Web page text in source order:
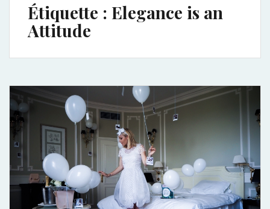
Étiquette : Elegance is an
Attitude